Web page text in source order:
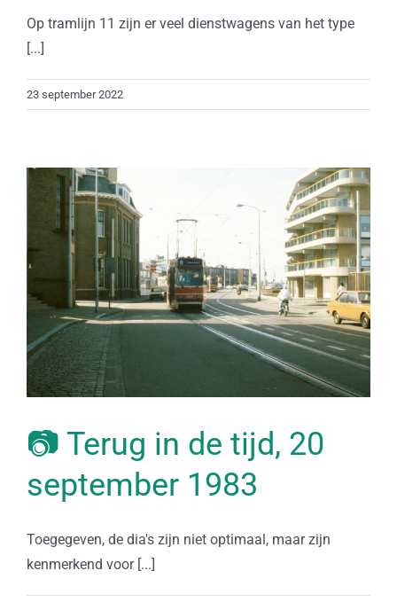
Op tramlijn 11 zijn er veel dienstwagens van het type
[...]
23 september 2022
📷 Terug in de tijd, 20
september 1983
Toegegeven, de dia's zijn niet optimaal, maar zijn
kenmerkend voor [...]